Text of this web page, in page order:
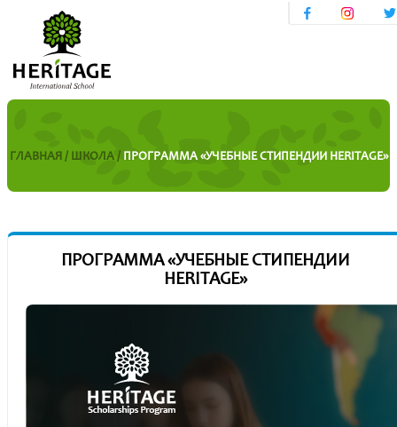
ГЛАВНАЯ / ШКОЛА / ПРОГРАММА «УЧЕБНЫЕ СТИПЕНДИИ HERITAGE»
ПРОГРАММА «УЧЕБНЫЕ СТИПЕНДИИ
HERITAGE»